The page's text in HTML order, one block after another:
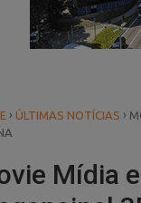
› ÚLTIMAS NOTÍCIAS ›
Mídia